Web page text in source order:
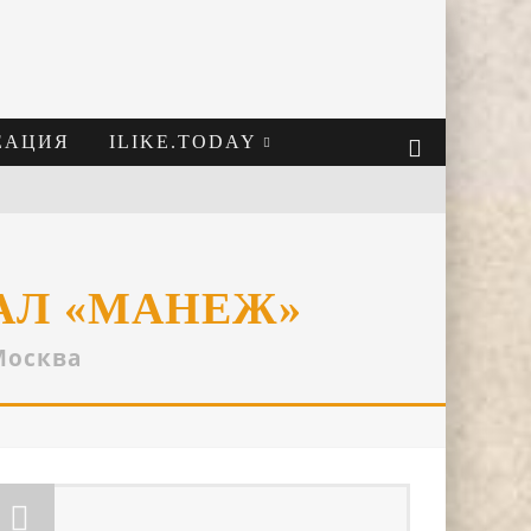
ILIKE.TODAY
«МАНЕЖ»